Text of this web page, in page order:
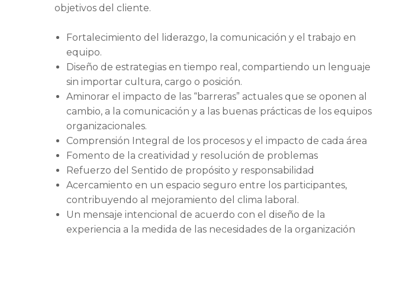
objetivos del cliente.
Fortalecimiento del liderazgo, la comunicación y el trabajo en
equipo.
Diseño de estrategias en tiempo real, compartiendo un lenguaje
sin importar cultura, cargo o posición.
Aminorar el impacto de las “barreras” actuales que se oponen al
cambio, a la comunicación y a las buenas prácticas de los equipos
organizacionales.
Comprensión Integral de los procesos y el impacto de cada área
Fomento de la creatividad y resolución de problemas
Refuerzo del Sentido de propósito y responsabilidad
Acercamiento en un espacio seguro entre los participantes,
contribuyendo al mejoramiento del clima laboral.
Un mensaje intencional de acuerdo con el diseño de la
experiencia a la medida de las necesidades de la organización